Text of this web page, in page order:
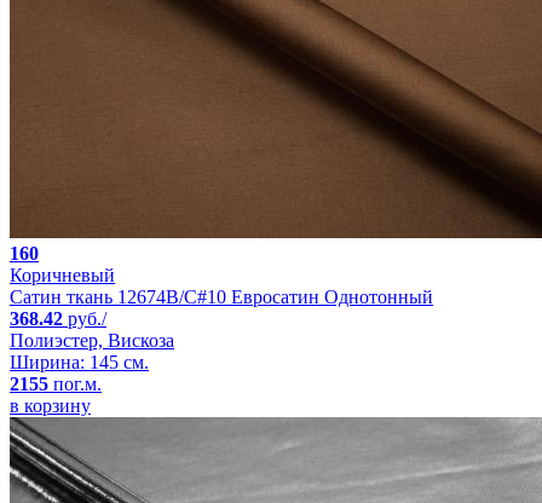
160
Коричневый
Сатин ткань 12674B/C#10 Евросатин Однотонный
368.42 руб./
Полиэстер, Вискоза
Ширина: 145 см.
2155 пог.м.
в корзину